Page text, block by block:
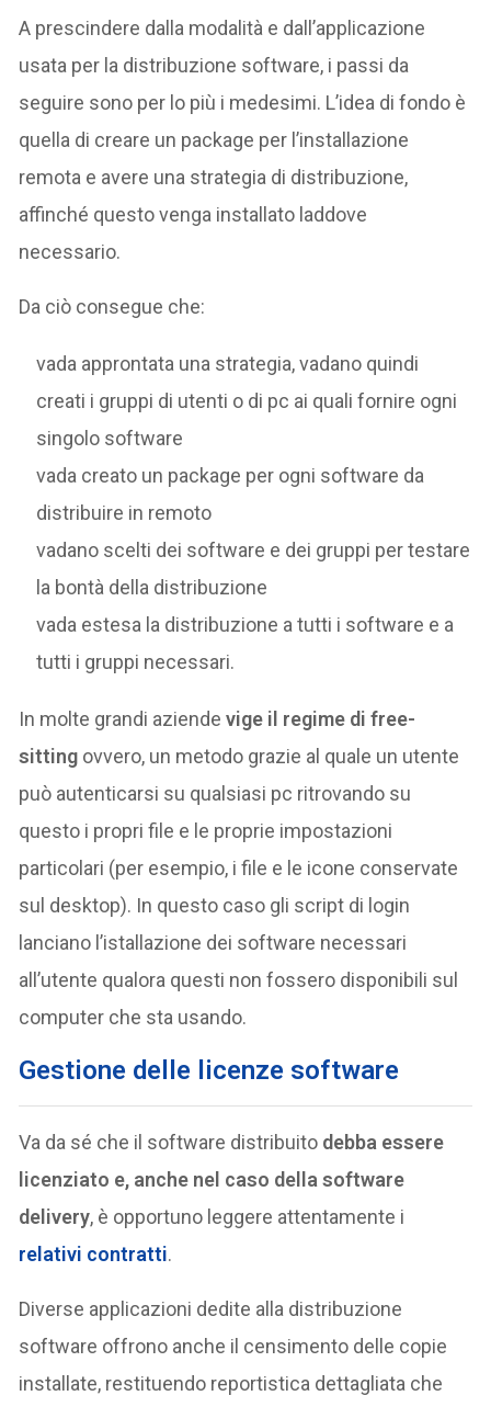
A prescindere dalla modalità e dall’applicazione
usata per la distribuzione software, i passi da
seguire sono per lo più i medesimi. L’idea di fondo è
quella di creare un package per l’installazione
remota e avere una strategia di distribuzione,
affinché questo venga installato laddove
necessario.
Da ciò consegue che:
vada approntata una strategia, vadano quindi
creati i gruppi di utenti o di pc ai quali fornire ogni
singolo software
vada creato un package per ogni software da
distribuire in remoto
vadano scelti dei software e dei gruppi per testare
la bontà della distribuzione
vada estesa la distribuzione a tutti i software e a
tutti i gruppi necessari.
In molte grandi aziendevige il regime di free-
sitting ovvero, un metodo grazie al quale un utente
può autenticarsi su qualsiasi pc ritrovando su
questo i propri file e le proprie impostazioni
particolari (per esempio, i file e le icone conservate
sul desktop). In questo caso gli script di login
lanciano l’istallazione dei software necessari
all’utente qualora questi non fossero disponibili sul
computer che sta usando.
Gestione delle licenze software
Va da sé che il software distribuito debba essere
licenziato e, anche nel caso della software
delivery, è opportuno leggere attentamente i
relativi contratti.
Diverse applicazioni dedite alla distribuzione
software offrono anche il censimento delle copie
installate, restituendo reportistica dettagliata che